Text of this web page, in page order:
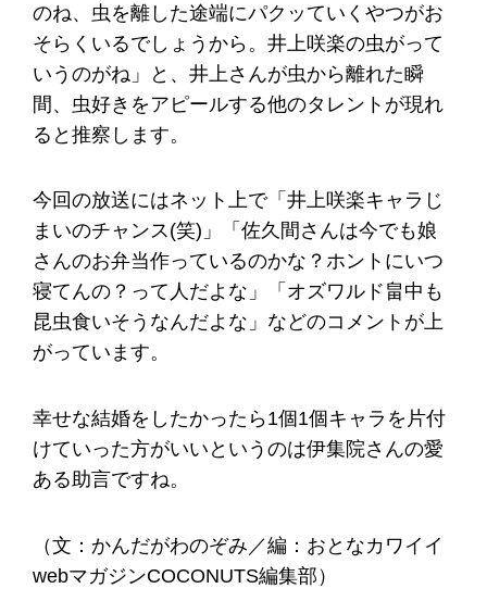
のね、虫を離した途端にパクッていくやつがお
そらくいるでしょうから。井上咲楽の虫がって
いうのがね」と、井上さんが虫から離れた瞬
間、虫好きをアピールする他のタレントが現れ
ると推察します。
今回の放送にはネット上で「井上咲楽キャラじ
まいのチャンス(笑)」「佐久間さんは今でも娘
さんのお弁当作っているのかな？ホントにいつ
寝てんの？って人だよな」「オズワルド畠中も
昆虫食いそうなんだよな」などのコメントが上
がっています。
幸せな結婚をしたかったら1個1個キャラを片付
けていった方がいいというのは伊集院さんの愛
ある助言ですね。
（文：かんだがわのぞみ／編：おとなカワイイ
webマガジンCOCONUTS編集部）